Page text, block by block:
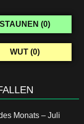
STAUNEN (0)
WUT (0)
Monats – Juli